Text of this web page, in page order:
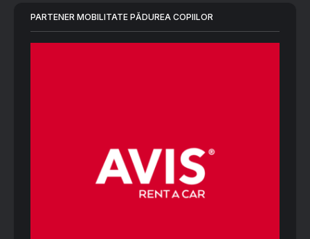
PARTENER MOBILITATE PĂDUREA COPIILOR